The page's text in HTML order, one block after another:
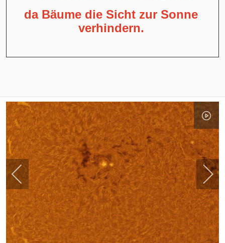
da Bäume die Sicht zur Sonne
verhindern.